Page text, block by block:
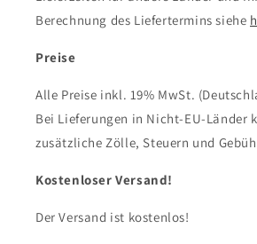
Berechnung des Liefertermins siehe
Preise
Alle Preise inkl. 19% MwSt.
Bei Lieferungen in Nicht-EU-Länder
zusätzliche Zölle, Steuern und
Kostenloser Versand!
Der Versand ist kostenlos!